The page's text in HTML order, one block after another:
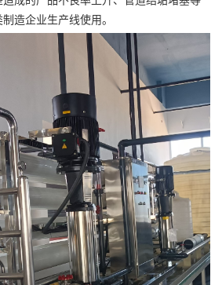
造企业生产线使用。